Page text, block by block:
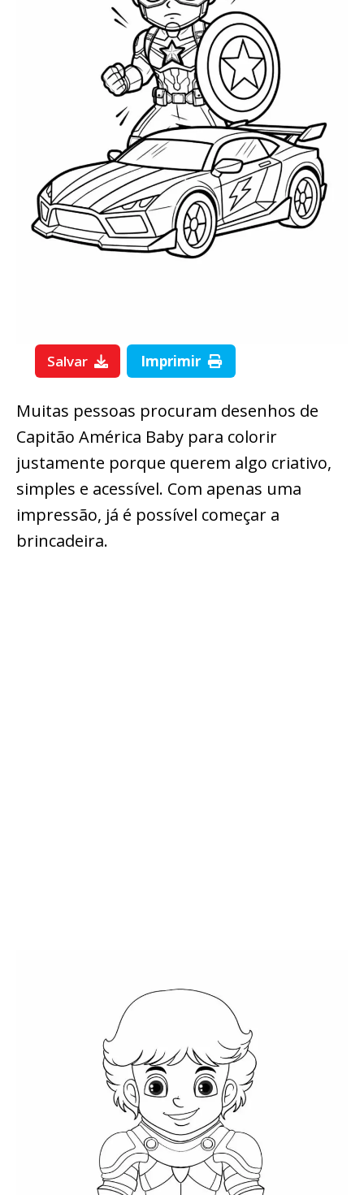
Salvar Imprimir
Muitas pessoas procuram desenhos de
Capitão América Baby para colorir
justamente porque querem algo criativo,
simples e acessível. Com apenas uma
impressão, já é possível começar a
brincadeira.